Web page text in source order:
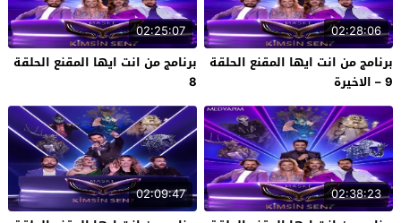
02:28:06
برنامج من انت ايها المقنع الحلقة
9 – الاخيرة
02:25:07
برنامج من انت ايها المقنع الحلقة
8
02:38:23
02:09:47